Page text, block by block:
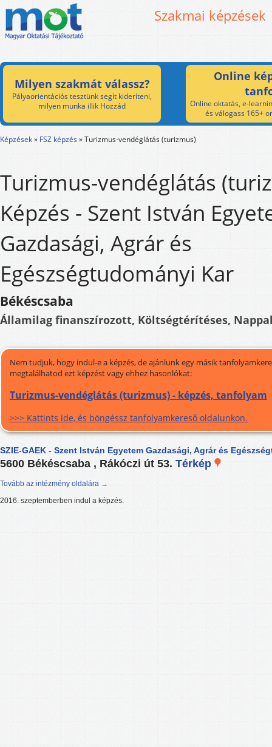
Szakmai képzések
Milyen szakmát válassz?
Pályaorientációs tesztünk segít kideríteni,
milyen munka illik Hozzád
Online
Online oktatás, e-
és válogass 165+
Képzések» FSZ képzés»Turizmus-vendéglátás (turizmus)
Turizmus-vendéglátás
Képzés - Szent István
Gazdasági, Agrár és
Egészségtudományi Kar
Békéscsaba
Államilag finanszírozott, Költségtérítéses,
Nem tudjuk, hogy indul-e a képzés, de ajánlunk egy másik
megtalálhatod ezt képzést vagy ehhez hasonlókat:
Turizmus-vendéglátás (turizmus) - képzés, tanfolyam
>>> Kattints ide, és böngéssz tanfolyamkereső oldalunkon.
SZIE-GAEK - Szent István Egyetem Gazdasági, Agrár és
5600 Békéscsaba , Rákóczi út 53. Térkép
Tovább az intézmény oldalára →
2016. szeptemberben indul a képzés.